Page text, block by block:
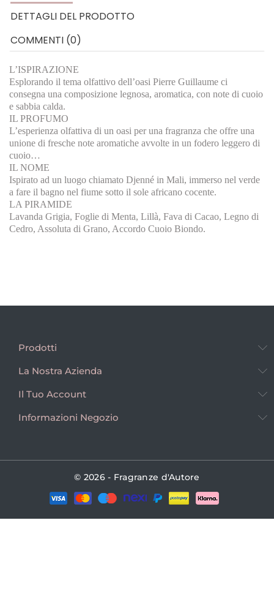
DETTAGLI DEL PRODOTTO
COMMENTI (0)
L’ISPIRAZIONE
Esplorando il tema olfattivo dell’oasi Pierre Guillaume ci
consegna una composizione legnosa, aromatica, con note di cuoio
e sabbia calda.
IL PROFUMO
L’esperienza olfattiva di un oasi per una fragranza che offre una
unione di fresche note aromatiche avvolte in un fodero leggero di
cuoio…
IL NOME
Ispirato ad un luogo chiamato Djenné in Mali, immerso nel verde
a fare il bagno nel fiume sotto il sole africano cocente.
LA PIRAMIDE
Lavanda Grigia, Foglie di Menta, Lillà, Fava di Cacao, Legno di
Cedro, Assoluta di Grano, Accordo Cuoio Biondo.
Prodotti
La Nostra Azienda
Il Tuo Account
Informazioni Negozio
© 2026 - Fragranze d'Autore